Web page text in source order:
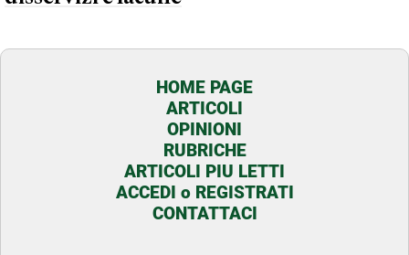
HOME PAGE
ARTICOLI
OPINIONI
RUBRICHE
ARTICOLI PIU LETTI
ACCEDI o REGISTRATI
CONTATTACI